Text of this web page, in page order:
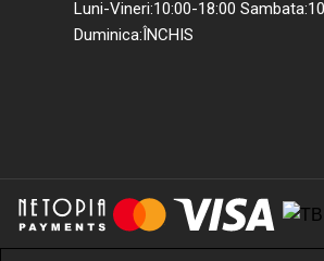
Luni-Vineri:10:00-18:00
Duminica:ÎNCHIS